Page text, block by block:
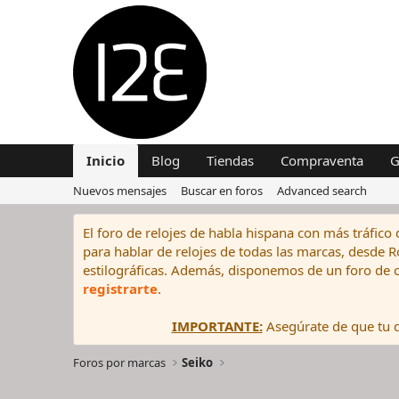
Inicio Blog Tiendas Compraventa
Nuevos mensajes Buscar en foros Advanced search
El foro de relojes de habla hispana con más
para hablar de relojes de todas las marcas, desde
estilográficas. Además, disponemos de un foro
registrarte.
IMPORTANTE:Asegúrate de que tu
Foros por marcas Seiko